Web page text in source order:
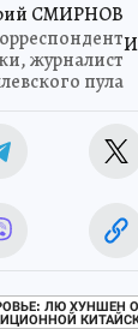
СМИРНОВ
журналист
пула
ЛЮ ХУНШЕН